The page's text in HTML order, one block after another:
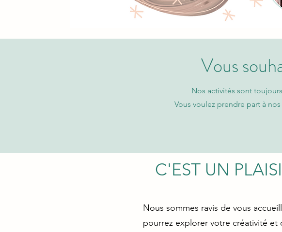
Vous
Nos activités sont
Vous voulez prendre part à
C'EST UN
Nous sommes ravis de vous
pourrez explorer votre créativité et